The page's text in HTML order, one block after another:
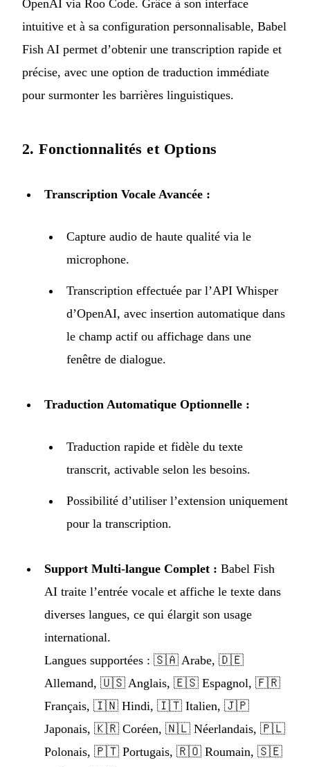
OpenAI via Roo Code. Grâce à son interface
intuitive et à sa configuration personnalisable, Babel
Fish AI permet d’obtenir une transcription rapide et
précise, avec une option de traduction immédiate
pour surmonter les barrières linguistiques.
2. Fonctionnalités et Options
Transcription Vocale Avancée :
Capture audio de haute qualité via le
microphone.
Transcription effectuée par l’API Whisper
d’OpenAI, avec insertion automatique dans
le champ actif ou affichage dans une
fenêtre de dialogue.
Traduction Automatique Optionnelle :
Traduction rapide et fidèle du texte
transcrit, activable selon les besoins.
Possibilité d’utiliser l’extension uniquement
pour la transcription.
Support Multi-langue Complet : Babel Fish
AI traite l’entrée vocale et affiche le texte dans
diverses langues, ce qui élargit son usage
international.
Langues supportées : 🇸🇦 Arabe, 🇩🇪
Allemand, 🇺🇸 Anglais, 🇪🇸 Espagnol, 🇫🇷
Français, 🇮🇳 Hindi, 🇮🇹 Italien, 🇯🇵
Japonais, 🇰🇷 Coréen, 🇳🇱 Néerlandais, 🇵🇱
Polonais, 🇵🇹 Portugais, 🇷🇴 Roumain, 🇸🇪